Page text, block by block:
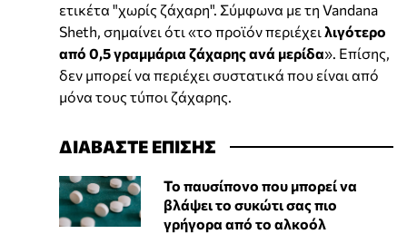
ετικέτα "χωρίς ζάχαρη". Σύμφωνα με τη Vandana
Sheth, σημαίνει ότι «το προϊόν περιέχει λιγότερο
από 0,5 γραμμάρια ζάχαρης ανά μερίδα». Επίσης,
δεν μπορεί να περιέχει συστατικά που είναι από
μόνα τους τύποι ζάχαρης.
ΔΙΑΒΑΣΤΕ ΕΠΙΣΗΣ
Το παυσίπονο που μπορεί να
βλάψει το συκώτι σας πιο
γρήγορα από το αλκοόλ